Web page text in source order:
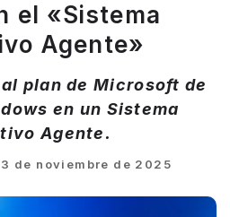
el «Sistema
Agente»
plan de Microsoft de
en un Sistema
Agente.
de noviembre de 2025